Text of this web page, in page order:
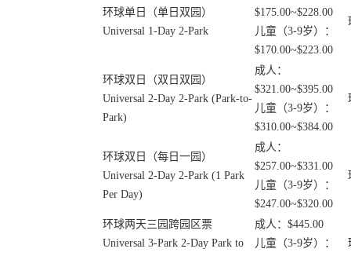
环球单日（单日双园）
Universal 1-Day 2-Park
$175.00~$228.00
儿童（3-9岁）：
$170.00~$223.00
环球双日（双日双园）
Universal 2-Day 2-Park (Park-to-
Park)
成人：
$321.00~$395.00
儿童（3-9岁）：
$310.00~$384.00
环球双日（每日一园）
Universal 2-Day 2-Park (1 Park
Per Day)
成人：
$257.00~$331.00
儿童（3-9岁）：
$247.00~$320.00
环球两天三园跨园区票
Universal 3-Park 2-Day Park to
成人：$445.00
儿童（3-9岁）：